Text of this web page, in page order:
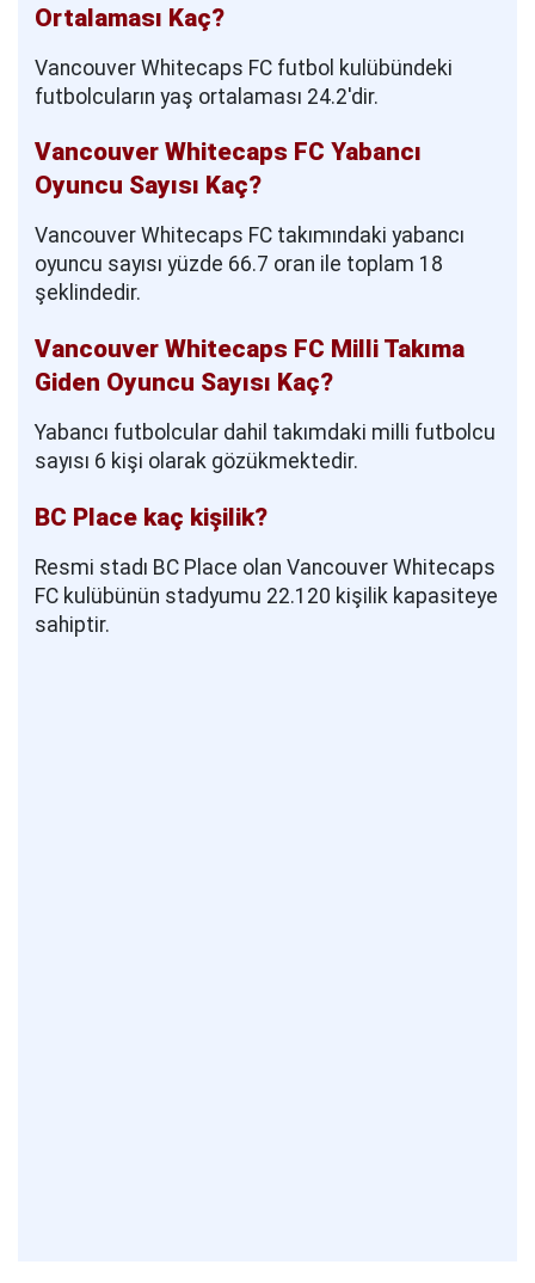
Ortalaması Kaç?
Vancouver Whitecaps FC futbol kulübündeki
futbolcuların yaş ortalaması 24.2'dir.
Vancouver Whitecaps FC Yabancı
Oyuncu Sayısı Kaç?
Vancouver Whitecaps FC takımındaki yabancı
oyuncu sayısı yüzde 66.7 oran ile toplam 18
şeklindedir.
Vancouver Whitecaps FC Milli Takıma
Giden Oyuncu Sayısı Kaç?
Yabancı futbolcular dahil takımdaki milli futbolcu
sayısı 6 kişi olarak gözükmektedir.
BC Place kaç kişilik?
Resmi stadı BC Place olan Vancouver Whitecaps
FC kulübünün stadyumu 22.120 kişilik kapasiteye
sahiptir.